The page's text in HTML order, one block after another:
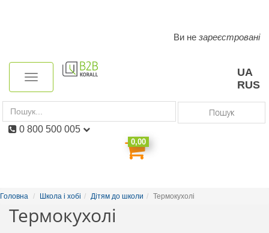
navigation
Toggle
UA
RUS
Пошук
0,00
Ви не зареєстровані
0 800 500 005
Головна Школа і хобі Дітям до школи Термокухолі
Термокухолі